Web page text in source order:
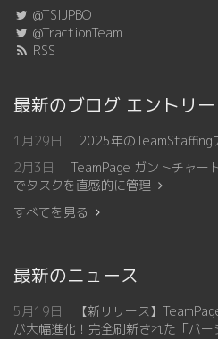
@TSIJPBO
@TractionTeam
RSS
最新のブログ エントリー
1月29日
2025年のTeamStaffing
2月3日
TeamPage ガントチャー
でタスクを直感的に管理
すべてを見る
最新のニュース
5月19日
【新リリース】
が大幅進化！完全刷新された「バ